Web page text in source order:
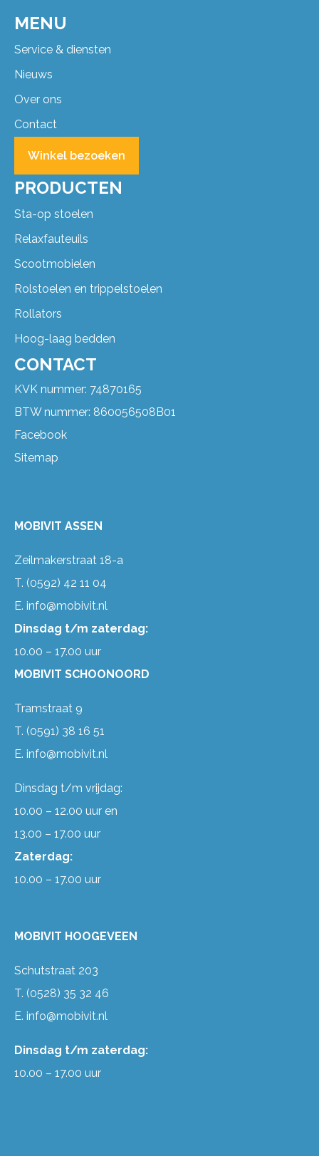
MENU
Service & diensten
Nieuws
Over ons
Contact
Winkel bezoeken
PRODUCTEN
Sta-op stoelen
Relaxfauteuils
Scootmobielen
Rolstoelen en trippelstoelen
Rollators
Hoog-laag bedden
CONTACT
KVK nummer: 74870165
BTW nummer: 860056508B01
Facebook
Sitemap
MOBIVIT ASSEN
Zeilmakerstraat 18-a
T. (0592) 42 11 04
E. info@mobivit.nl
Dinsdag t/m zaterdag:
10.00 – 17.00 uur
MOBIVIT SCHOONOORD
Tramstraat 9
T. (0591) 38 16 51
E. info@mobivit.nl
Dinsdag t/m vrijdag:
10.00 – 12.00 uur en
13.00 – 17.00 uur
Zaterdag:
10.00 – 17.00 uur
MOBIVIT HOOGEVEEN
Schutstraat 203
T. (0528) 35 32 46
E. info@mobivit.nl
Dinsdag t/m zaterdag:
10.00 – 17.00 uur